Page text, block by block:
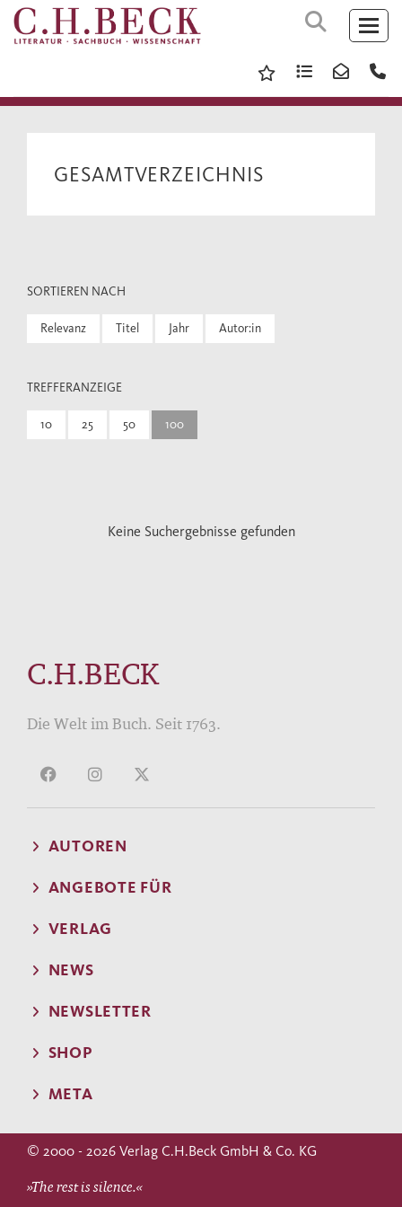
GESAMTVERZEICHNIS
SORTIEREN NACH
Relevanz Titel Jahr Autor:in
TREFFERANZEIGE
10 25 50 100
Keine Suchergebnisse gefunden
C.H.BECK
Die Welt im Buch. Seit 1763.
AUTOREN
ANGEBOTE FÜR
VERLAG
NEWS
NEWSLETTER
SHOP
META
© 2000 - 2026 Verlag C.H.Beck GmbH & Co. KG
»The rest is silence.«